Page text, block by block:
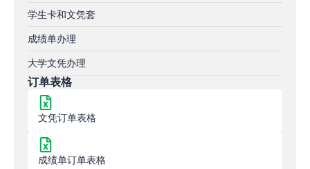
学生卡和文凭套
成绩单办理
大学文凭办理
订单表格
文凭订单表格
成绩单订单表格